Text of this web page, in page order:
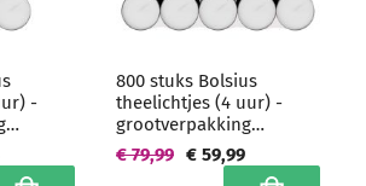
-
800 stuks Bolsius
theelichtjes (4 uur) -
grootverpakking
brickpack€ 59,99
€ 79,99